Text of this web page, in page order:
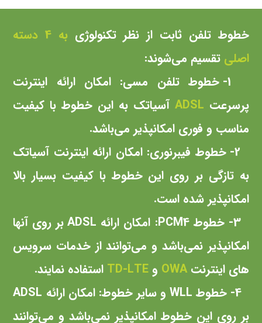
خطوط تلفن ثابت از نظر تکنولوژی
به 4 دسته
اصلی تقسیم می‌شوند:
1- خطوط تلفن مسی: امکان ارائه اینترنت
پرسرعت ADSL آسیاتک به این خطوط با کیفیت
مناسب و فوری امکانپذیر می‌باشد.
2- خطوط فیبرنوری: امکان ارائه اینترنت آسیاتک
به تازگی بر روی این خطوط با کیفیت بسیار بالا
امکانپذیر شده است.
3- خطوط PCM4: امکان ارائه ADSL بر روی آنها
امکانپذیر نمی‌باشد و می‌توانند از خدمات سرویس
های اینترنتOWA وTD-LTE استفاده نمایند.
4- خطوط WLL و سایر خطوط: امکان ارائه ADSL
بر روی این خطوط امکانپذیر نمی‌باشد و می‌توانند